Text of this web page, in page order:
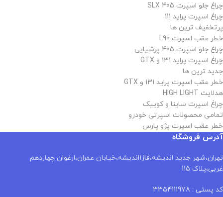
چراغ جلو اسپرت 405 SLX
چراغ اسپرت پراید 111
پرتخفیف ترین ها
خطر عقب اسپرت L90
چراغ جلو اسپرت 405 پرشیایی
چراغ اسپرت پراید 131 و GTX
جدید ترین ها
خطر عقب اسپرت پراید 131 و GTX
هدلایت HIGH LIGHT
چراغ اسپرت ساینا و کوییک
تمامی محصولات اسپرتی خودرو
خطر عقب اسپرت پژو پارس
آدرس فروشگاه
تهران،شهر جدید اندیشه،فاز1اندیشه،خیابان عمران،ارغوان چهاردهم
غربی،پلاک 115
کد پستی : 3354111978